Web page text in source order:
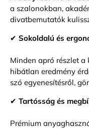
a szalonokban,
divatbemutatók
✔ Sokoldalú és
Minden apró részlet a
hibátlan eredmény
szó egyenesítésről,
✔ Tartósság és
Prémium
Bejelentkezés
Jelentkezz be
mentett tételeidet.